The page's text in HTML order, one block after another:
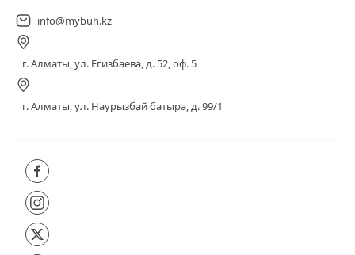
info@mybuh.kz
г. Алматы, ул. Егизбаева, д. 52, оф. 5
г. Алматы, ул. Наурызбай батыра, д. 99/1